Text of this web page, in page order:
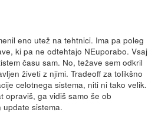
eno utež na tehtnici. Ima pa poleg
ki pa ne odtehtajo NEuporabo. Vsaj
času sam. No, težave sem odkril
živeti z njimi. Tradeoff za tolikšno
celotnega sistema, niti ni tako velik.
opraviš, ga vidiš samo še ob
sistema.